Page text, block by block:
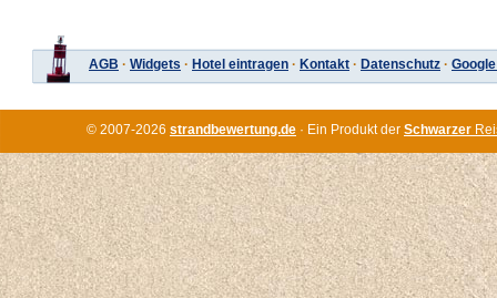
AGB · Widgets · Hotel eintragen · Kontakt · Datenschutz ·
© 2007-2026 strandbewertung.de · Ein Produkt der Schwarzer